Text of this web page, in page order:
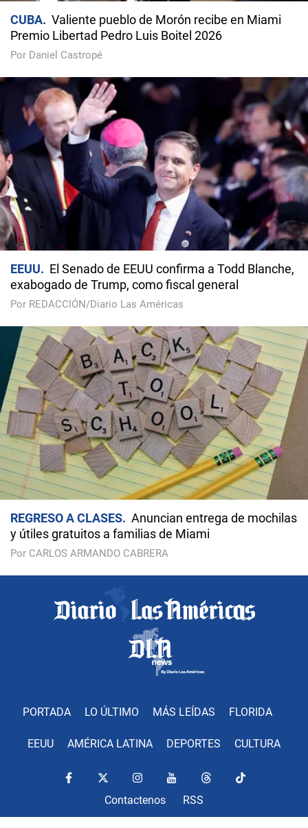
CUBA
Valiente pueblo de Morón recibe en Miami
Premio Libertad Pedro Luis Boitel 2026
Por Daniel Castropé
EEUU
El Senado de EEUU confirma a Todd Blanche,
exabogado de Trump, como fiscal general
Por REDACCIÓN/Diario Las Américas
REGRESO A CLASES
Anuncian entrega de mochilas
y útiles gratuitos a familias de Miami
Por CARLOS ARMANDO CABRERA
PORTADA LO ÚLTIMO MÁS LEÍDAS FLORIDA
EEUU AMÉRICA LATINA DEPORTES CULTURA
Contactenos RSS